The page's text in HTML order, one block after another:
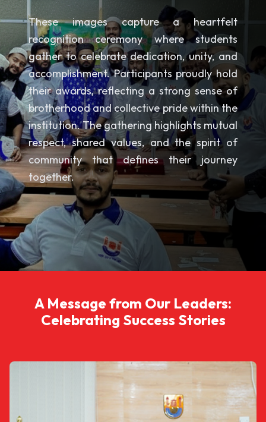
These images capture a heartfelt
recognition ceremony where students
gather to celebrate dedication, unity, and
accomplishment. Participants proudly hold
their awards, reflecting a strong sense of
brotherhood and collective pride within the
institution. The gathering highlights mutual
respect, shared values, and the spirit of
community that defines their journey
together.
A Message from Our Leaders:
Celebrating Success Stories